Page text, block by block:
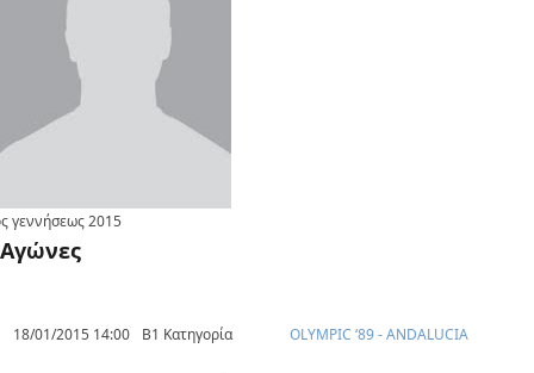
γεννήσεως2015
Αγώνες
18/01/2015 14:00 Β1 Κατηγορία OLYMPIC ‘89 - ANDALUCIA